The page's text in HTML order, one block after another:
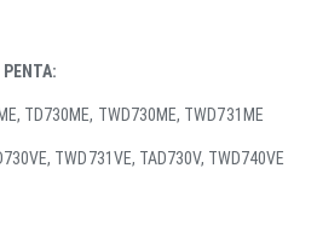
PENTA:
TD730ME, TWD730ME, TWD731ME
TWD731VE, TAD730V, TWD740VE